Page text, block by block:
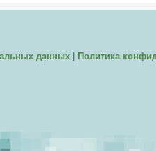
данных| Политика